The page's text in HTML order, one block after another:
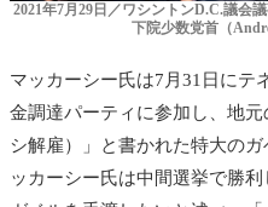
2021年7月29日／ワシントンD.C.議会
下院少数党首（
マッカーシー氏は7月31日にテ
金調達パーティに参加し、地元
シ解雇）」と書かれた特大のガ
ッカーシー氏は中間選挙で勝